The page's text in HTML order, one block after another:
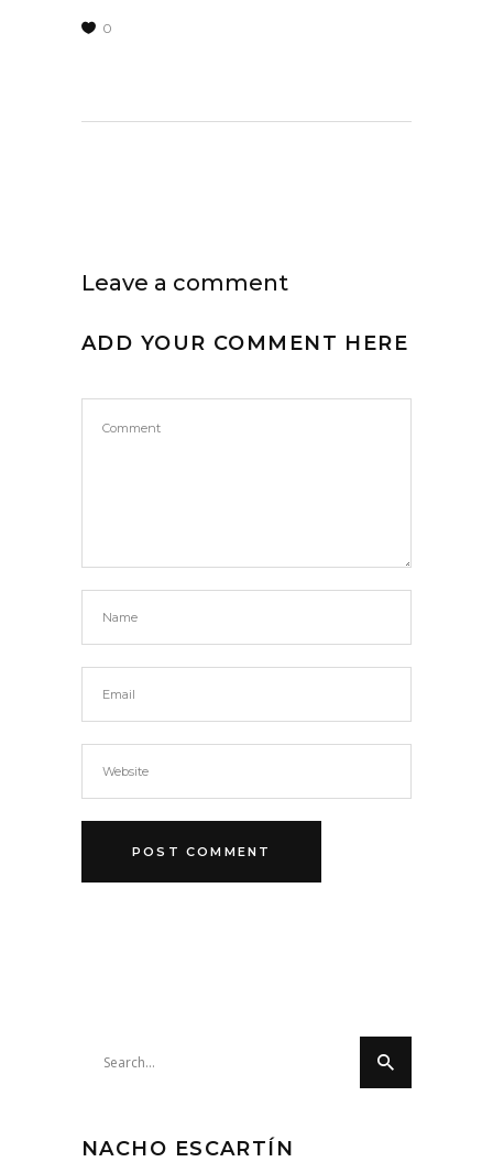
0
Leave a comment
ADD YOUR COMMENT HERE
NACHO ESCARTÍN